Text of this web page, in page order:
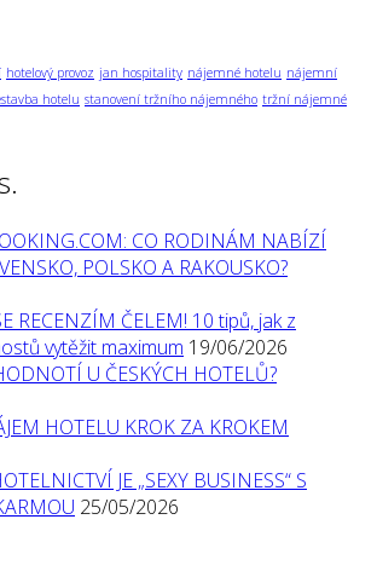
hotelový provoz jan hospitality nájemné hotelu nájemní
hotelu stanovení tržního nájemného tržní nájemné
CO RODINÁM NABÍZÍ
POLSKO A RAKOUSKO?
RECENZÍM ČELEM! 10 tipů, jak z
vytěžit maximum 19/06/2026
U ČESKÝCH HOTELŮ?
HOTELU KROK ZA KROKEM
JE „SEXY BUSINESS“ S
25/05/2026